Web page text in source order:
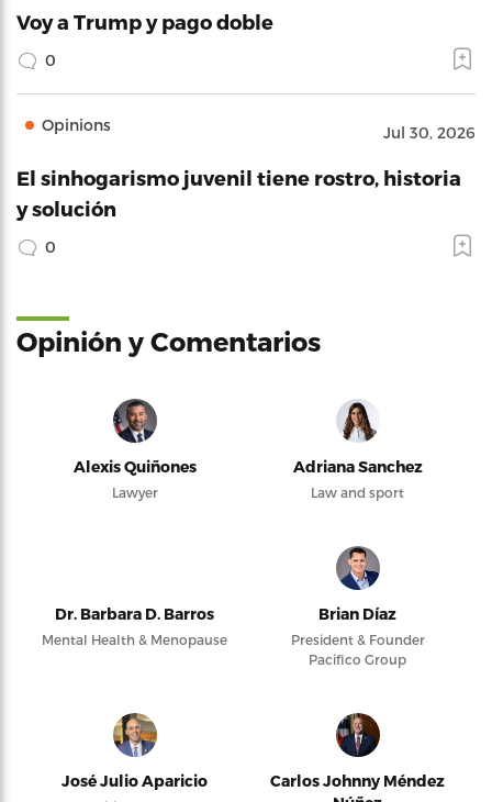
Voy a Trump y pago doble
0
Opinions Jul 30, 2026
El sinhogarismo juvenil tiene rostro, historia
y solución
0
Opinión y Comentarios
Alexis Quiñones
Lawyer
Adriana Sanchez
Law and sport
Dr. Barbara D. Barros
Mental Health & Menopause
Brian Díaz
President & Founder
Pacifico Group
José Julio Aparicio
Carlos Johnny Méndez